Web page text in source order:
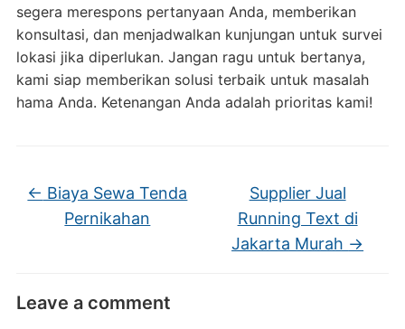
segera merespons pertanyaan Anda, memberikan
konsultasi, dan menjadwalkan kunjungan untuk survei
lokasi jika diperlukan. Jangan ragu untuk bertanya,
kami siap memberikan solusi terbaik untuk masalah
hama Anda. Ketenangan Anda adalah prioritas kami!
← Biaya Sewa Tenda
Pernikahan
Supplier Jual
Running Text di
Jakarta Murah →
Leave a comment